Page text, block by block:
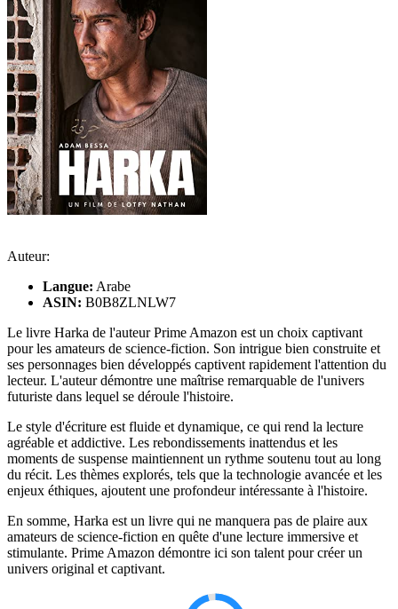
Auteur:
Langue: Arabe
ASIN: B0B8ZLNLW7
Le livre Harka de l'auteur Prime Amazon est un choix captivant
pour les amateurs de science-fiction. Son intrigue bien construite et
ses personnages bien développés captivent rapidement l'attention du
lecteur. L'auteur démontre une maîtrise remarquable de l'univers
futuriste dans lequel se déroule l'histoire.
Le style d'écriture est fluide et dynamique, ce qui rend la lecture
agréable et addictive. Les rebondissements inattendus et les
moments de suspense maintiennent un rythme soutenu tout au long
du récit. Les thèmes explorés, tels que la technologie avancée et les
enjeux éthiques, ajoutent une profondeur intéressante à l'histoire.
En somme, Harka est un livre qui ne manquera pas de plaire aux
amateurs de science-fiction en quête d'une lecture immersive et
stimulante. Prime Amazon démontre ici son talent pour créer un
univers original et captivant.